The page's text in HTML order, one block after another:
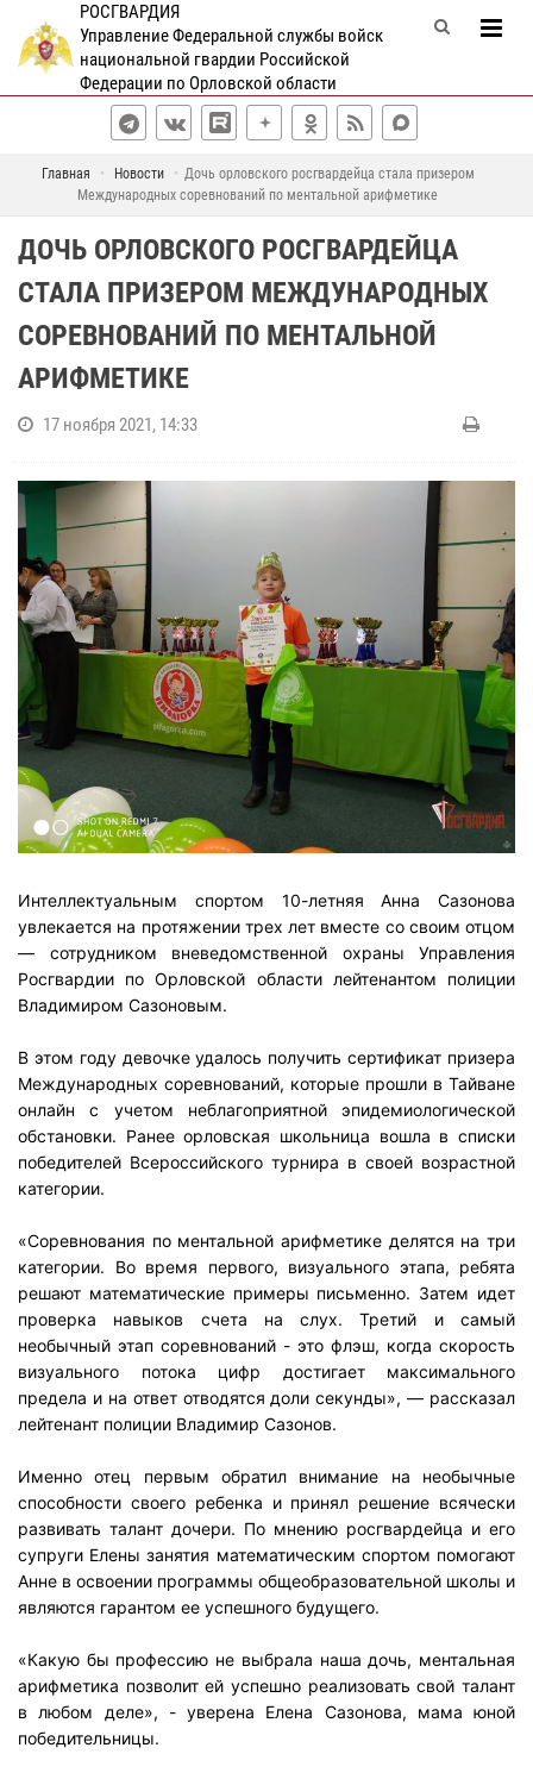
РОСГВАРДИЯ
Управление Федеральной службы войск
национальной гвардии Российской
Федерации по Орловской области
Главная Новости
Дочь орловского росгвардейца стала призером
Международных соревнований по ментальной арифметике
ДОЧЬ ОРЛОВСКОГО РОСГВАРДЕЙЦА
СТАЛА ПРИЗЕРОМ МЕЖДУНАРОДНЫХ
СОРЕВНОВАНИЙ ПО МЕНТАЛЬНОЙ
АРИФМЕТИКЕ
17 ноября 2021, 14:33
Интеллектуальным спортом 10-летняя Анна Сазонова
увлекается на протяжении трех лет вместе со своим отцом
— сотрудником вневедомственной охраны Управления
Росгвардии по Орловской области лейтенантом полиции
Владимиром Сазоновым.
В этом году девочке удалось получить сертификат призера
Международных соревнований, которые прошли в Тайване
онлайн с учетом неблагоприятной эпидемиологической
обстановки. Ранее орловская школьница вошла в списки
победителей Всероссийского турнира в своей возрастной
категории.
«Соревнования по ментальной арифметике делятся на три
категории. Во время первого, визуального этапа, ребята
решают математические примеры письменно. Затем идет
проверка навыков счета на слух. Третий и самый
необычный этап соревнований - это флэш, когда скорость
визуального потока цифр достигает максимального
предела и на ответ отводятся доли секунды», — рассказал
лейтенант полиции Владимир Сазонов.
Именно отец первым обратил внимание на необычные
способности своего ребенка и принял решение всячески
развивать талант дочери. По мнению росгвардейца и его
супруги Елены занятия математическим спортом помогают
Анне в освоении программы общеобразовательной школы и
являются гарантом ее успешного будущего.
«Какую бы профессию не выбрала наша дочь, ментальная
арифметика позволит ей успешно реализовать свой талант
в любом деле», - уверена Елена Сазонова, мама юной
победительницы.